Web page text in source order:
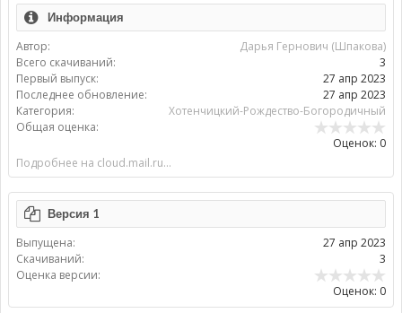
Информация
Автор:
Дарья Гернович (Шпакова)
Всего скачиваний:
3
Первый выпуск:
27 апр 2023
Последнее обновление:
27 апр 2023
Категория:
Хотенчицкий-Рождество-Богородичный
Общая оценка:
Оценок: 0
Подробнее на cloud.mail.ru...
Версия 1
Выпущена:
27 апр 2023
Скачиваний:
3
Оценка версии:
Оценок: 0